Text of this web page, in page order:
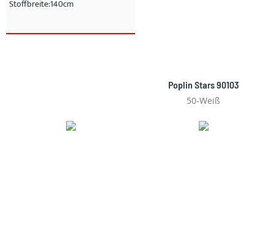
Stoffbreite:140cm
Poplin Stars 90103
50-Weiß